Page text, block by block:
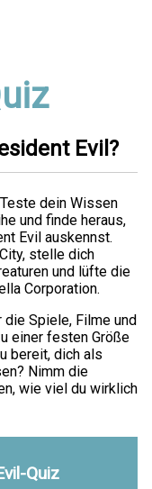
Evil?
dein Wissen
und finde heraus,
Evil auskennst.
stelle dich
und lüfte die
Corporation.
Spiele, Filme und
einer festen Größe
bereit, dich als
Nimm die
wie viel du wirklich
Quiz